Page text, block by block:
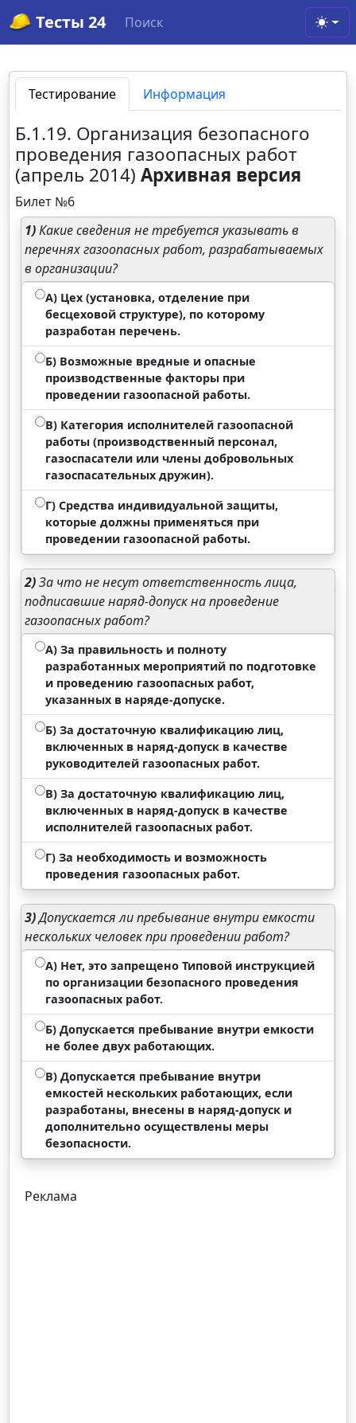
Тесты 24 Поиск
Тестирование Информация
Б.1.19. Организация безопасного
проведения газоопасных работ
(апрель 2014)Архивная версия
Билет №6
1)Какие сведения не требуется указывать в
перечнях газоопасных работ, разрабатываемых
в организации?
А) Цех (установка, отделение при
бесцеховой структуре), по которому
разработан перечень.
Б) Возможные вредные и опасные
производственные факторы при
проведении газоопасной работы.
В) Категория исполнителей газоопасной
работы (производственный персонал,
газоспасатели или члены добровольных
газоспасательных дружин).
Г) Средства индивидуальной защиты,
которые должны применяться при
проведении газоопасной работы.
2)За что не несут ответственность лица,
подписавшие наряд-допуск на проведение
газоопасных работ?
А) За правильность и полноту
разработанных мероприятий по подготовке
и проведению газоопасных работ,
указанных в наряде-допуске.
Б) За достаточную квалификацию лиц,
включенных в наряд-допуск в качестве
руководителей газоопасных работ.
В) За достаточную квалификацию лиц,
включенных в наряд-допуск в качестве
исполнителей газоопасных работ.
Г) За необходимость и возможность
проведения газоопасных работ.
3)Допускается ли пребывание внутри емкости
нескольких человек при проведении работ?
А) Нет, это запрещено Типовой инструкцией
по организации безопасного проведения
газоопасных работ.
Б) Допускается пребывание внутри емкости
не более двух работающих.
В) Допускается пребывание внутри
емкостей нескольких работающих, если
разработаны, внесены в наряд-допуск и
дополнительно осуществлены меры
безопасности.
Реклама